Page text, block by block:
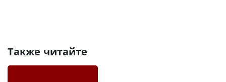
Также читайте